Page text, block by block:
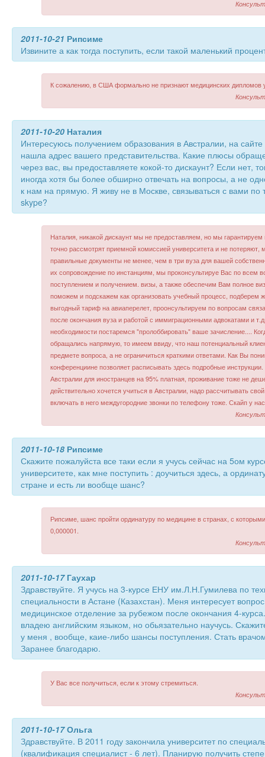
2011-10-21 Рипсиме
Извините а как тогда поступить, если такой маленький
К сожалению, в США формально не признают медицинских дипломов
2011-10-20 Наталия
Интересуюсь получением образования в Австралии, на сайте
нашла адрес вашего представительства. Какие плюсы
через вас, вы предоставляете кокой-то дискаунт? Если нет,
иногда хотя бы более обширно отвечать на вопросы, а не
к нам на прямую. Я живу не в Москве, связываться с вами по
skype?
Наталия, никакой дискаунт мы не предоставляем, но мы
точно рассмотрят приемной комиссией университета и не
правильные документы не менее, чем в три вуза для вашей
их сопровождение по инстанциям, мы проконсультируе Вас по всем
поступлением и получением. визы, а также обеспечим Вам полное
поможем и подскажем как организовать учебный процесс, подберем
выгодный тариф на авиаперелет, проонсультируем по вопросам
после окончания вуза и работой с иммиграционными адвокатами и
необходимости постаремся "пролоббировать" ваше зачисление....
обращались напрямую, то имеем ввиду, что наш потенциальный
предмете вопроса, а не ограничиться краткими ответами. Как Вы
конференциине позволяет расписывать здесь подробные
Австралии для иностранцев на 95% платная, проживание тоже не
действительно хочется учиться в Австралии, надо рассчитывать
включать в него междугородние звонки по телефону тоже. Скайп у
2011-10-18 Рипсиме
Скажите пожалуйста все таки если я учусь сейчас на 5ом
университете, как мне поступить : доучиться здесь, а
стране и есть ли вообще шанс?
Рипсиме, шанс пройти ординатуру по медицине в странах, с
0,000001.
2011-10-17Гаухар
Здравствуйте. Я учусь на 3-курсе ЕНУ им.Л.Н.Гумилева по
специальности в Астане (Казахстан). Меня интересует
медицинское отделение за рубежом после окончания 4-
владею английским языком, но обьязательно научусь.
у меня , вообще, каие-либо шансы поступления. Стать
Заранее благодарю.
У Вас все получиться, если к этому стремиться.
2011-10-17Ольга
Здравствуйте. В 2011 году закончила университет по
(квалификация специалист - 6 лет). Планирую получить